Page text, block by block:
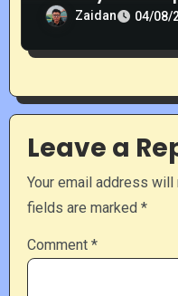
Zaidan 04/08/
Leave a
Your email address
fields are marked *
Comment *